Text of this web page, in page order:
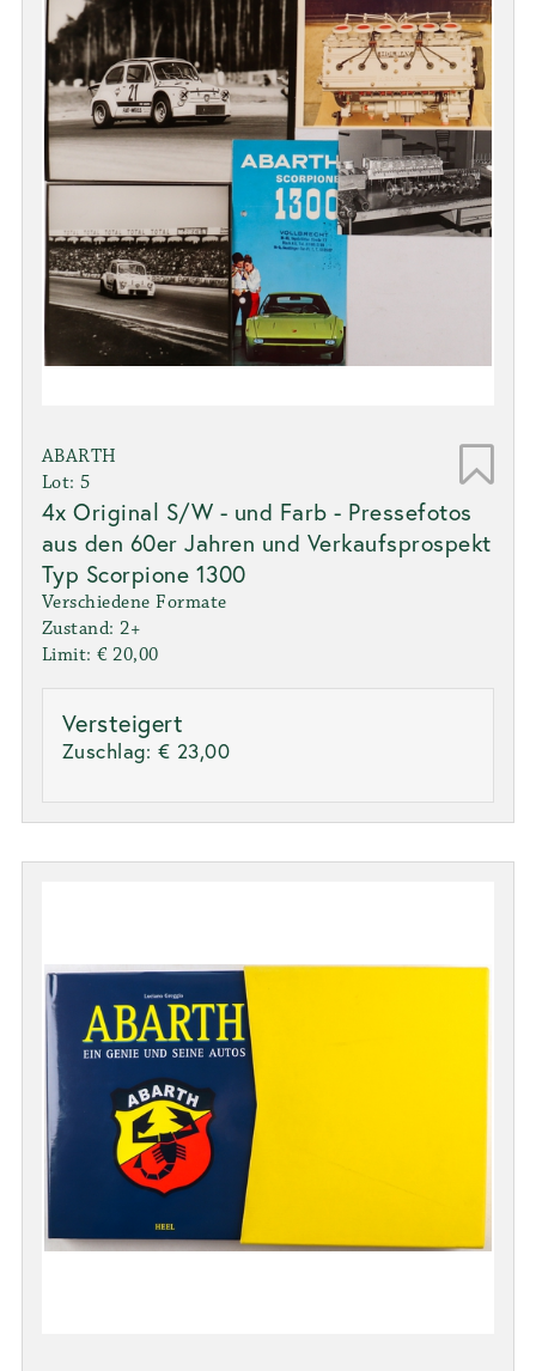
ABARTH
Lot: 5
4x Original S/W - und Farb - Pressefotos
aus den 60er Jahren und Verkaufsprospekt
Typ Scorpione 1300
Verschiedene Formate
Zustand: 2+
Limit: € 20,00
Versteigert
Zuschlag: € 23,00